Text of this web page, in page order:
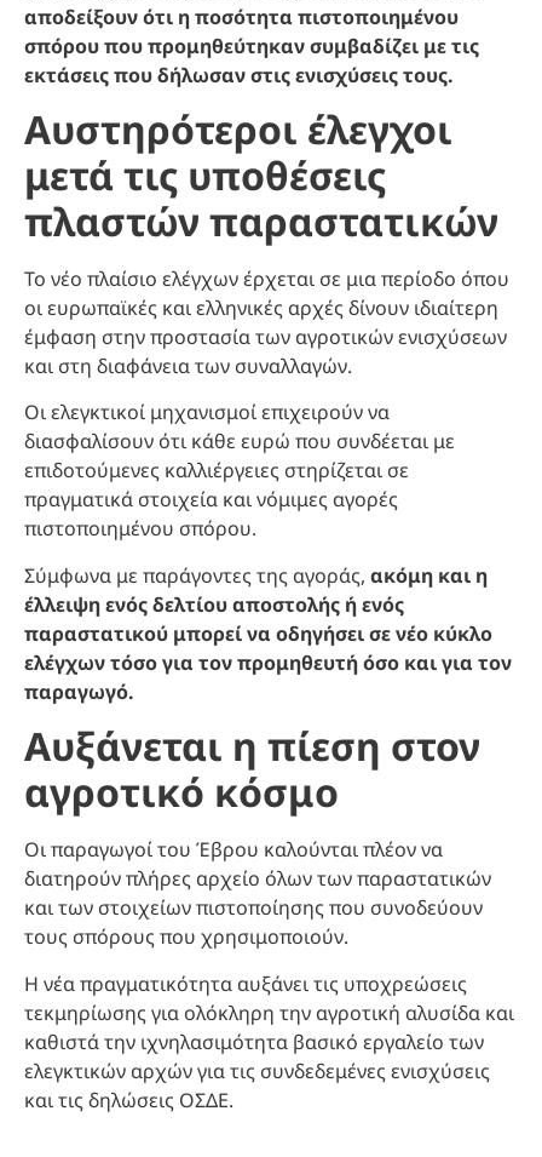
αποδείξουν ότι η ποσότητα πιστοποιημένου
σπόρου που προμηθεύτηκαν συμβαδίζει με τις
εκτάσεις που δήλωσαν στις ενισχύσεις τους.
Αυστηρότεροι έλεγχοι
μετά τις υποθέσεις
πλαστών παραστατικών
Το νέο πλαίσιο ελέγχων έρχεται σε μια περίοδο όπου
οι ευρωπαϊκές και ελληνικές αρχές δίνουν ιδιαίτερη
έμφαση στην προστασία των αγροτικών ενισχύσεων
και στη διαφάνεια των συναλλαγών.
Οι ελεγκτικοί μηχανισμοί επιχειρούν να
διασφαλίσουν ότι κάθε ευρώ που συνδέεται με
επιδοτούμενες καλλιέργειες στηρίζεται σε
πραγματικά στοιχεία και νόμιμες αγορές
πιστοποιημένου σπόρου.
Σύμφωνα με παράγοντες της αγοράς, ακόμη και η
έλλειψη ενός δελτίου αποστολής ή ενός
παραστατικού μπορεί να οδηγήσει σε νέο κύκλο
ελέγχων τόσο για τον προμηθευτή όσο και για τον
παραγωγό.
Αυξάνεται η πίεση στον
αγροτικό κόσμο
Οι παραγωγοί του Έβρου καλούνται πλέον να
διατηρούν πλήρες αρχείο όλων των παραστατικών
και των στοιχείων πιστοποίησης που συνοδεύουν
τους σπόρους που χρησιμοποιούν.
Η νέα πραγματικότητα αυξάνει τις υποχρεώσεις
τεκμηρίωσης για ολόκληρη την αγροτική αλυσίδα και
καθιστά την ιχνηλασιμότητα βασικό εργαλείο των
ελεγκτικών αρχών για τις συνδεδεμένες ενισχύσεις
και τις δηλώσεις ΟΣΔΕ.